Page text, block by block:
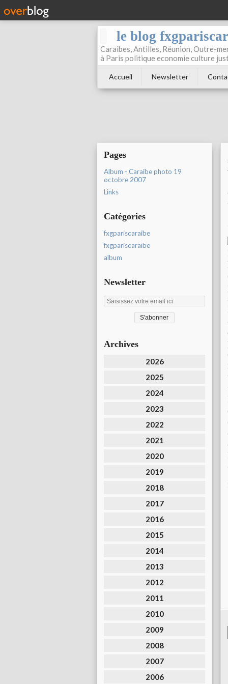
le blog
Caraibes, Antilles, Réunion, Outre-
à Paris politique economie culture
Accueil Newsletter
Pages
Album - Caraibe photo 19
octobre 2007
Links
Catégories
fxgpariscaraibe
fxgpariscaraïbe
album
Newsletter
Archives
2026
2025
2024
2023
2022
2021
2020
2019
2018
2017
2016
2015
2014
2013
2012
2011
2010
2009
2008
2007
2006